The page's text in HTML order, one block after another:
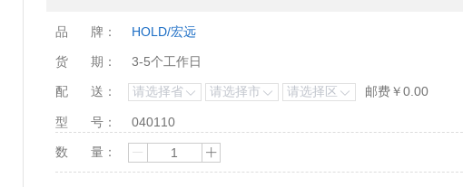
品 牌： HOLD/宏远
货 期： 3-5个工作日
配 送： 邮费￥0.00
型 号： 040110
数 量：